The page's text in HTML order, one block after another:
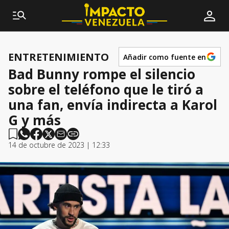
ENTRETENIMIENTO Añadir como fuente en
Bad Bunny rompe el silencio
sobre el teléfono que le tiró a
una fan, envía indirecta a Karol
G y más
14 de octubre de 2023 | 12:33